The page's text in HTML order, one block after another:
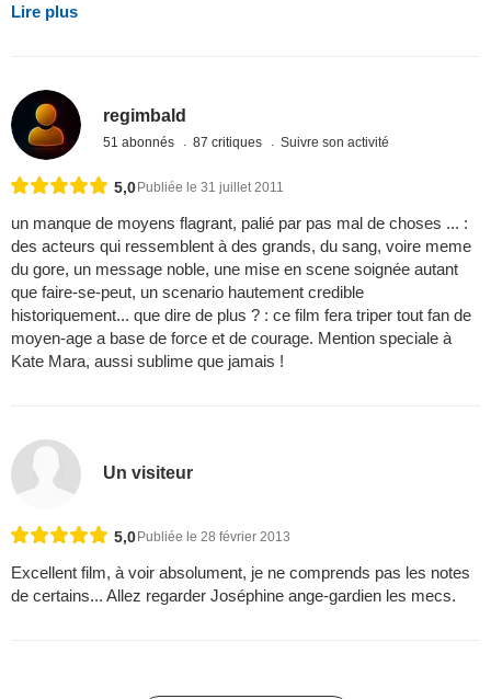
Lire plus
regimbald
51 abonnés 87 critiques Suivre son activité
5,0 Publiée le 31 juillet 2011
un manque de moyens flagrant, palié par pas mal de choses ... :
des acteurs qui ressemblent à des grands, du sang, voire meme
du gore, un message noble, une mise en scene soignée autant
que faire-se-peut, un scenario hautement credible
historiquement... que dire de plus ? : ce film fera triper tout fan de
moyen-age a base de force et de courage. Mention speciale à
Kate Mara, aussi sublime que jamais !
Un visiteur
5,0 Publiée le 28 février 2013
Excellent film, à voir absolument, je ne comprends pas les notes
de certains... Allez regarder Joséphine ange-gardien les mecs.